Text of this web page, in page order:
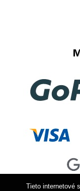
Tieto internetové